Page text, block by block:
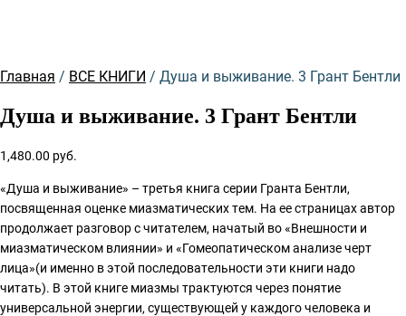
Главная / ВСЕ КНИГИ / Душа и выживание. 3 Грант Бентли
Душа и выживание. 3 Грант Бентли
1,480.00 руб.
«Душа и выживание» – третья книга серии Гранта Бентли,
посвященная оценке миазматических тем. На ее страницах автор
продолжает разговор с читателем, начатый во «Внешности и
миазматическом влиянии» и «Гомеопатическом анализе черт
лица»(и именно в этой последовательности эти книги надо
читать). В этой книге миазмы трактуются через понятие
универсальной энергии, существующей у каждого человека и